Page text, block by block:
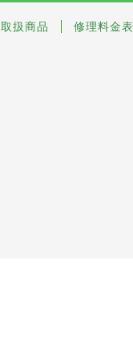
取扱商品 修理料金表